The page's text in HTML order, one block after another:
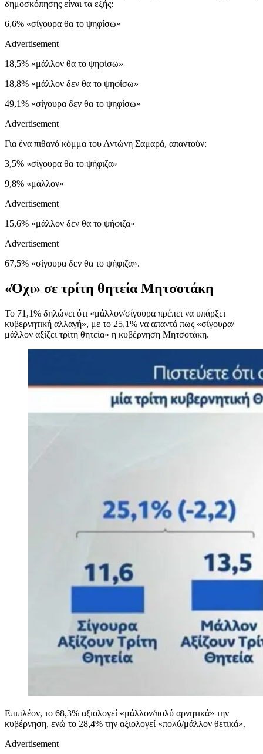
δημοσκόπησης είναι τα εξής:
6,6% «σίγουρα θα το ψηφίσω»
Advertisement
18,5% «μάλλον θα το ψηφίσω»
18,8% «μάλλον δεν θα το ψηφίσω»
49,1% «σίγουρα δεν θα το ψηφίσω»
Advertisement
Για ένα πιθανό κόμμα του Αντώνη Σαμαρά, απαντούν:
3,5% «σίγουρα θα το ψήφιζα»
9,8% «μάλλον»
Advertisement
15,6% «μάλλον δεν θα το ψήφιζα»
Advertisement
67,5% «σίγουρα δεν θα το ψήφιζα».
«Όχι» σε τρίτη θητεία Μητσοτάκη
Το 71,1% δηλώνει ότι «μάλλον/σίγουρα πρέπει να υπάρξει
κυβερνητική αλλαγή», με το 25,1% να απαντά πως «σίγουρα/
μάλλον αξίζει τρίτη θητεία» η κυβέρνηση Μητσοτάκη.
Επιπλέον, το 68,3% αξιολογεί «μάλλον/πολύ αρνητικά» την
κυβέρνηση, ενώ το 28,4% την αξιολογεί «πολύ/μάλλον θετικά».
Advertisement